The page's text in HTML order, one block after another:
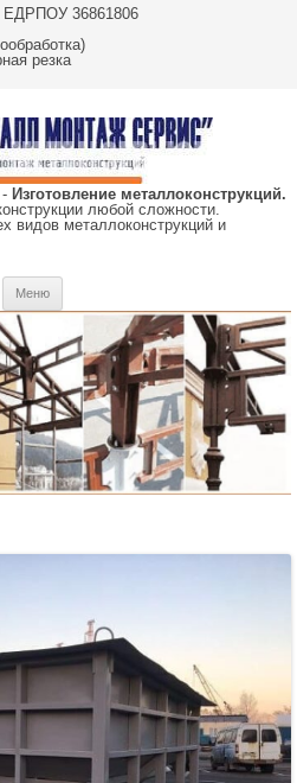
ЕДРПОУ 36861806
резка
Изготовление металлоконструкций.
любой сложности.
видов металлоконструкций и
Меню
содержимому